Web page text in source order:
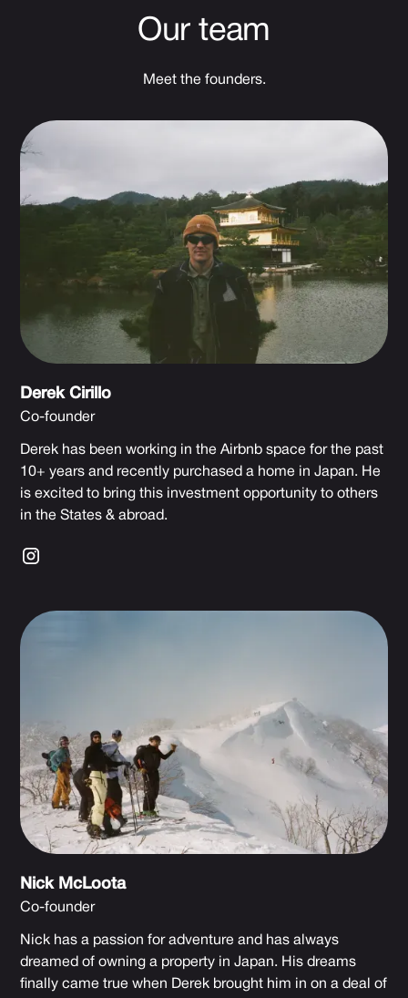
Our team
Meet the founders.
Derek Cirillo
Co-founder
Derek has been working in the Airbnb space for the past
10+ years and recently purchased a home in Japan. He
is excited to bring this investment opportunity to others
in the States & abroad.
Nick McLoota
Co-founder
Nick has a passion for adventure and has always
dreamed of owning a property in Japan. His dreams
finally came true when Derek brought him in on a deal of